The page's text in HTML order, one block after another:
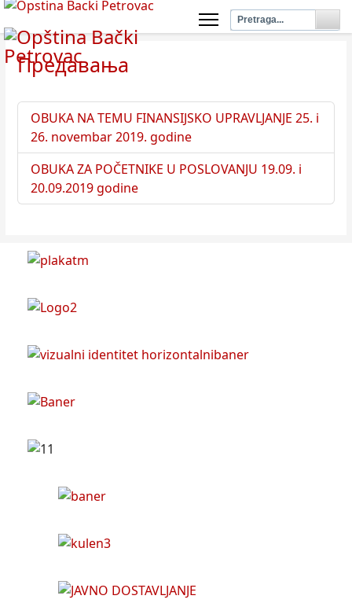
Предавања
OBUKA NA TEMU FINANSIJSKO UPRAVLJANJE 25. i
26. novembar 2019. godine
OBUKA ZA POČETNIKE U POSLOVANJU 19.09. i
20.09.2019 godine